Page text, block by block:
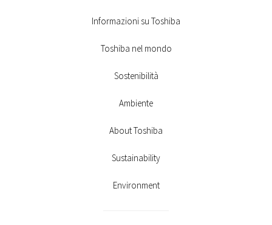
Informazioni su Toshiba
Toshiba nel mondo
Sostenibilità
Ambiente
About Toshiba
Sustainability
Environment